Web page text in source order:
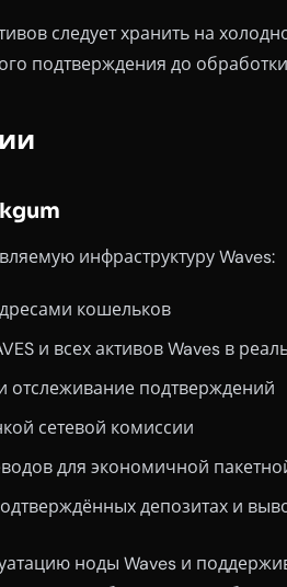
следует хранить на
подтверждения до
инфраструктуру Waves:
кошельков
и всех активов Waves в
отслеживание подтверждений
сетевой комиссии
для экономичной
депозитах и
ноды Waves и